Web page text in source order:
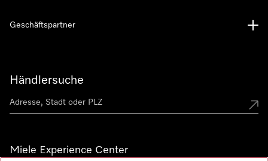
Händlersuche
Miele Experience Center
Geschäftspartner